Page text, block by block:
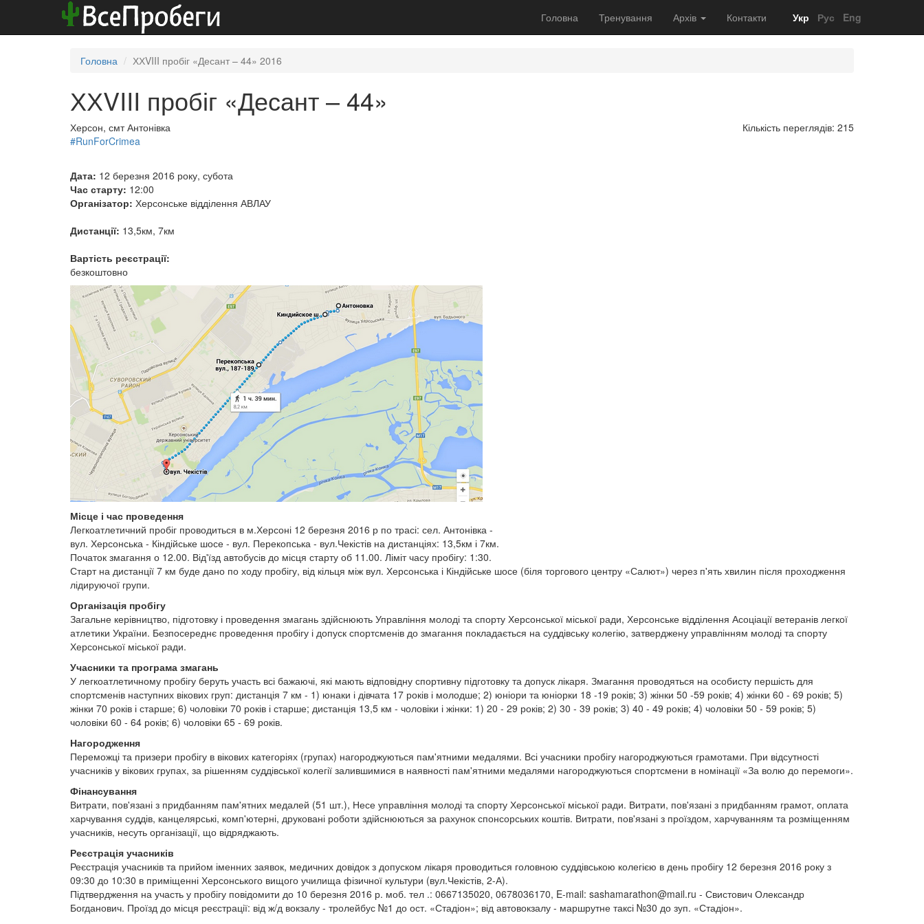
Головна Тренування Архів Контакти Укр Рус Eng
Головна ХХVIII пробіг «Десант – 44» 2016
ХХVIII пробіг «Десант – 44»
Херсон, смт Антонівка
Кількість переглядів: 215
#RunForCrimea
Дата: 12 березня 2016 року, субота
Час старту: 12:00
Організатор: Херсонське відділення АВЛАУ
Дистанції: 13,5км, 7км
Вартість реєстрації:
безкоштовно
Місце і час проведення
Легкоатлетичний пробіг проводиться в м.Херсоні 12 березня 2016 р по трасі: сел. Антонівка -
вул. Херсонська - Кіндійське шосе - вул. Перекопська - вул.Чекістів на дистанціях: 13,5км і 7км.
Початок змагання о 12.00. Від'їзд автобусів до місця старту об 11.00. Ліміт часу пробігу: 1:30.
Старт на дистанції 7 км буде дано по ходу пробігу, від кільця між вул. Херсонська і Кіндійське шосе (біля торгового центру «Салют») через п'ять хвилин після проходження
лідируючої групи.
Організація пробігу
Загальне керівництво, підготовку і проведення змагань здійснюють Управління молоді та спорту Херсонської міської ради, Херсонське відділення Асоціації ветеранів легкої
атлетики України. Безпосереднє проведення пробігу і допуск спортсменів до змагання покладається на суддівську колегію, затверджену управлінням молоді та спорту
Херсонської міської ради.
Учасники та програма змагань
У легкоатлетичному пробігу беруть участь всі бажаючі, які мають відповідну спортивну підготовку та допуск лікаря. Змагання проводяться на особисту першість для
спортсменів наступних вікових груп: дистанція 7 км - 1) юнаки і дівчата 17 років і молодше; 2) юніори та юніорки 18 -19 років; 3) жінки 50 -59 років; 4) жінки 60 - 69 років; 5)
жінки 70 років і старше; 6) чоловіки 70 років і старше; дистанція 13,5 км - чоловіки і жінки: 1) 20 - 29 років; 2) 30 - 39 років; 3) 40 - 49 років; 4) чоловіки 50 - 59 років; 5)
чоловіки 60 - 64 років; 6) чоловіки 65 - 69 років.
Нагородження
Переможці та призери пробігу в вікових категоріях (групах) нагороджуються пам'ятними медалями. Всі учасники пробігу нагороджуються грамотами. При відсутності
учасників у вікових групах, за рішенням суддівської колегії залившимися в наявності пам'ятними медалями нагороджуються спортсмени в номінації «За волю до перемоги».
Фінансування
Витрати, пов'язані з придбанням пам'ятних медалей (51 шт.), Несе управління молоді та спорту Херсонської міської ради. Витрати, пов'язані з придбанням грамот, оплата
харчування суддів, канцелярські, комп'ютерні, друковані роботи здійснюються за рахунок спонсорських коштів. Витрати, пов'язані з проїздом, харчуванням та розміщенням
учасників, несуть організації, що відряджають.
Реєстрація учасників
Реєстрація учасників та прийом іменних заявок, медичних довідок з допуском лікаря проводиться головною суддівською колегією в день пробігу 12 березня 2016 року з
09:30 до 10:30 в приміщенні Херсонського вищого училища фізичної культури (вул.Чекістів, 2-А).
Підтвердження на участь у пробігу повідомити до 10 березня 2016 р. моб. тел .: 0667135020, 0678036170, E-mail: sashamarathon@mail.ru - Свистович Олександр
Богданович. Проїзд до місця реєстрації: від ж/д вокзалу - тролейбус №1 до ост. «Стадіон»; від автовокзалу - маршрутне таксі №30 до зуп. «Стадіон».